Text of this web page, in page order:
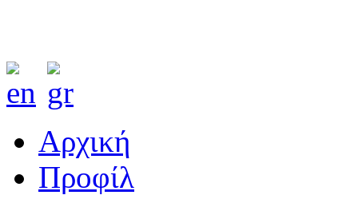
Αρχική
Προφίλ